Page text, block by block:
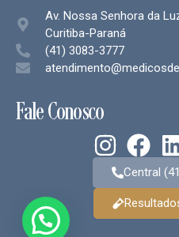
Av. Nossa Senhora da
Curitiba-Paraná
(41) 3083-3777
Fale Conosco
Central